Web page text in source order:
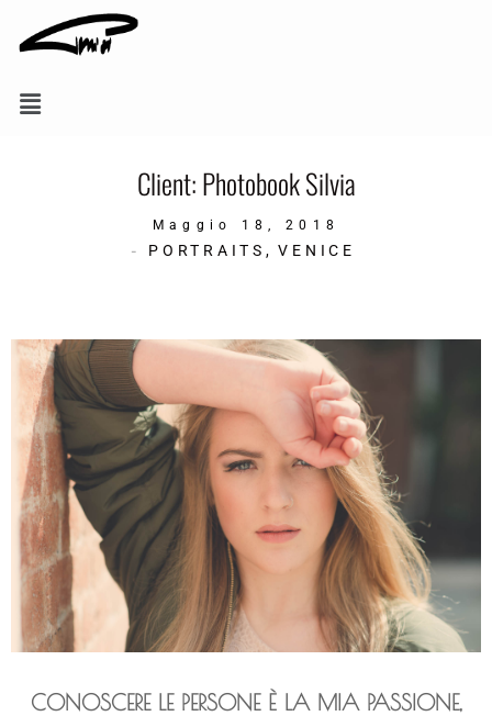
Client: Photobook Silvia
Maggio 18, 2018
- PORTRAITS , VENICE
CONOSCERE LE PERSONE È LA MIA PASSIONE,